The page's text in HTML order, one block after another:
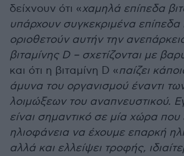
δείχνουν ότι «χαμηλά επίπεδα
υπάρχουν συγκεκριμένα επίπεδα
οριοθετούν αυτήν την
βιταμίνης D – σχετίζονται με
και ότι η βιταμίνη D «παίζει
άμυνα του οργανισμού έναντι
λοιμώξεων του αναπνευστικού.
είναι σημαντικό σε μία χώρα που
ηλιοφάνεια να έχουμε επαρκή
αλλά και ελλείψει τροφής,